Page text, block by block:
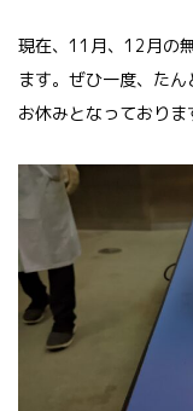
現在、11月、12月の
ます。ぜひ一度、た
お休みとなっておりま